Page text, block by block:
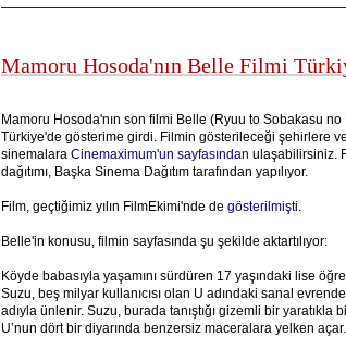
Mamoru Hosoda'nın Belle Filmi
Mamoru Hosoda'nın son filmi Belle (Ryuu to Sobakasu no
Türkiye'de gösterime girdi. Filmin gösterileceği şehirlere ve
sinemalara Cinemaximum'un sayfasından ulaşabilirsiniz.
dağıtımı, Başka Sinema Dağıtım tarafından yapılıyor.
Film, geçtiğimiz yılın FilmEkimi'nde de gösterilmişti.
Belle'in konusu, filmin sayfasında şu şekilde aktartılıyor:
Köyde babasıyla yaşamını sürdüren 17 yaşındaki lise
Suzu, beş milyar kullanıcısı olan U adındaki sanal
adıyla ünlenir. Suzu, burada tanıştığı gizemli bir yaratıkla
U’nun dört bir diyarında benzersiz maceralara yelken açar.